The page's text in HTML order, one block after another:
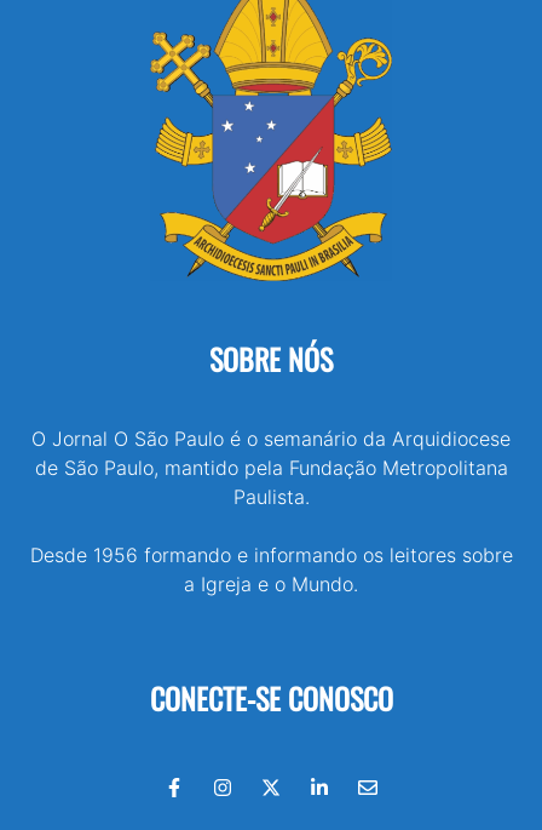
SOBRE NÓS
O Jornal O São Paulo é o semanário da Arquidiocese
de São Paulo, mantido pela Fundação Metropolitana
Paulista.
Desde 1956 formando e informando os leitores sobre
a Igreja e o Mundo.
CONECTE-SE CONOSCO